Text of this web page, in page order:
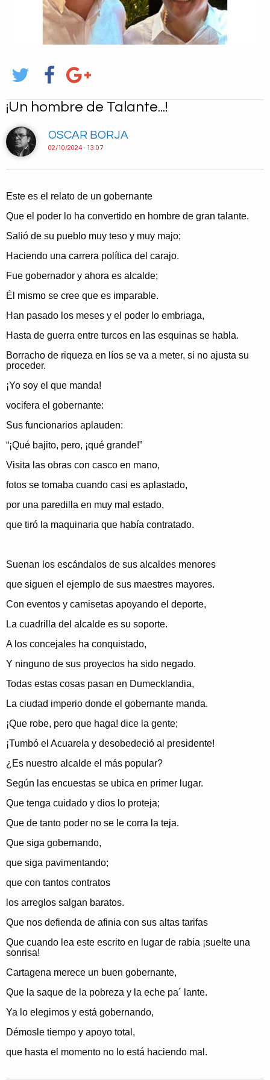
¡Un hombre de Talante...!
OSCAR BORJA
02/10/2024 - 13:07
Este es el relato de un gobernante
Que el poder lo ha convertido en hombre de gran talante.
Salió de su pueblo muy teso y muy majo;
Haciendo una carrera política del carajo.
Fue gobernador y ahora es alcalde;
Él mismo se cree que es imparable.
Han pasado los meses y el poder lo embriaga,
Hasta de guerra entre turcos en las esquinas se habla.
Borracho de riqueza en líos se va a meter, si no ajusta su
proceder.
¡Yo soy el que manda!
vocifera el gobernante:
Sus funcionarios aplauden:
“¡Qué bajito, pero, ¡qué grande!”
Visita las obras con casco en mano,
fotos se tomaba cuando casi es aplastado,
por una paredilla en muy mal estado,
que tiró la maquinaria que había contratado.
Suenan los escándalos de sus alcaldes menores
que siguen el ejemplo de sus maestres mayores.
Con eventos y camisetas apoyando el deporte,
La cuadrilla del alcalde es su soporte.
A los concejales ha conquistado,
Y ninguno de sus proyectos ha sido negado.
Todas estas cosas pasan en Dumecklandia,
La ciudad imperio donde el gobernante manda.
¡Que robe, pero que haga! dice la gente;
¡Tumbó el Acuarela y desobedeció al presidente!
¿Es nuestro alcalde el más popular?
Según las encuestas se ubica en primer lugar.
Que tenga cuidado y dios lo proteja;
Que de tanto poder no se le corra la teja.
Que siga gobernando,
que siga pavimentando;
que con tantos contratos
los arreglos salgan baratos.
Que nos defienda de afinia con sus altas tarifas
Que cuando lea este escrito en lugar de rabia ¡suelte una
sonrisa!
Cartagena merece un buen gobernante,
Que la saque de la pobreza y la eche pa´ lante.
Ya lo elegimos y está gobernando,
Démosle tiempo y apoyo total,
que hasta el momento no lo está haciendo mal.